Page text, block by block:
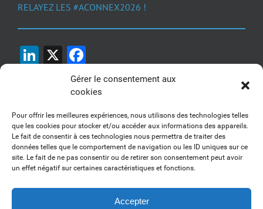
Gérer le consentement aux
cookies
Pour offrir les meilleures expériences, nous utilisons des technologies telles
que les cookies pour stocker et/ou accéder aux informations des appareils.
Le fait de consentir à ces technologies nous permettra de traiter des
données telles que le comportement de navigation ou les ID uniques sur ce
site. Le fait de ne pas consentir ou de retirer son consentement peut avoir
un effet négatif sur certaines caractéristiques et fonctions.
Accepter
RELAYEZ LES #ACONNEX2026 !
LinkedIn
X
1, 2, 3... Buzzez !
Découvrez nos kits communication